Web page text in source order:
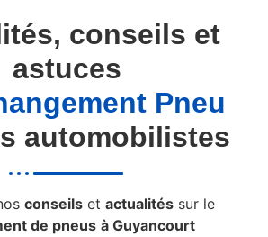
conseils et
astuces
Pneu
automobilistes
conseils etactualités sur le
de pneus à Guyancourt